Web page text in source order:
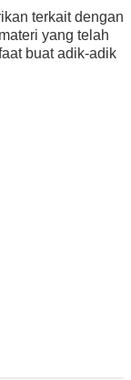
terkait dengan
yang telah
buat adik-adik